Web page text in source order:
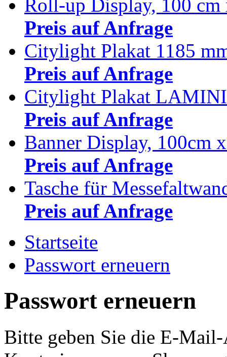
Roll-up Display, 100 cm
Preis auf Anfrage
Citylight Plakat 1185
Preis auf Anfrage
Citylight Plakat
Preis auf Anfrage
Banner Display, 100cm
Preis auf Anfrage
Tasche für
Preis auf Anfrage
Startseite
Passwort erneuern
Passwort erneuern
Bitte geben Sie die E-